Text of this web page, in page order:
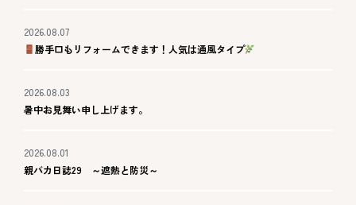
2026.08.07
勝手口もリフォームできます！人気は通風タイプ
2026.08.03
暑中お見舞い申し上げます。
2026.08.01
親バカ日誌29 ～遮熱と防災～